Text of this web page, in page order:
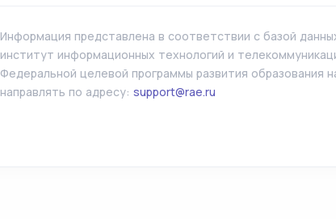
Информация представлена в соответствии с базой
институт информационных технологий и
Федеральной целевой программы развития образования
направлять по адресу: support@rae.ru